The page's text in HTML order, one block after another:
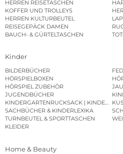
HERREN REISETASCHEN
KOFFER UND TROLLEYS
HERREN KULTURBEUTEL
REISEGEPÄCK DAMEN
BAUCH- & GÜRTELTASCHEN
Kinder
BILDERBÜCHER
HÖRSPIELBOXEN
HÖRSPIEL ZUBEHÖR
JUGENDBÜCHER
KINDERGARTENRUCKSACK
SACHBÜCHER & KINDERLEXIKA
TURNBEUTEL & SPORTTASCHEN
KLEIDER
Home & Beauty